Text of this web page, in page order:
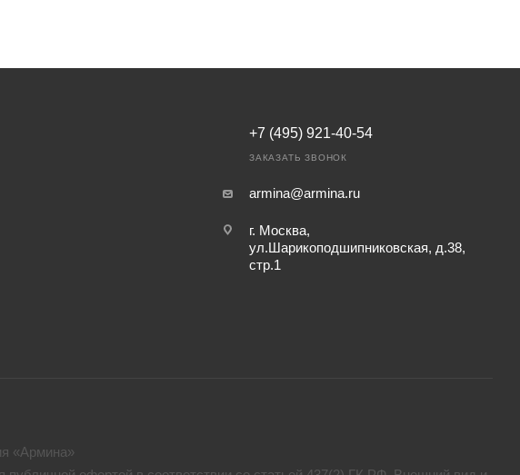
+7 (495) 921-40-54
ЗАКАЗАТЬ ЗВОНОК
armina@armina.ru
г. Москва,
ул.Шарикоподшипниковская, д.38,
стр.1
«Армина»